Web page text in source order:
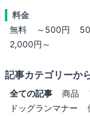
料金
無料
～500円
2,000円～
記事カテゴリーか
全ての記事 商品
ドッグランマナー